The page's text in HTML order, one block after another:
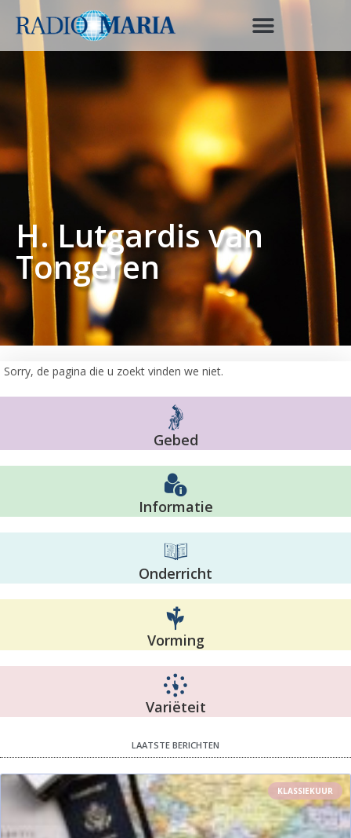
H. Lutgardis van
Tongeren
Sorry, de pagina die u zoekt vinden we niet.
Gebed
Informatie
Onderricht
Vorming
Variëteit
LAATSTE BERICHTEN
KLASSIEKUUR